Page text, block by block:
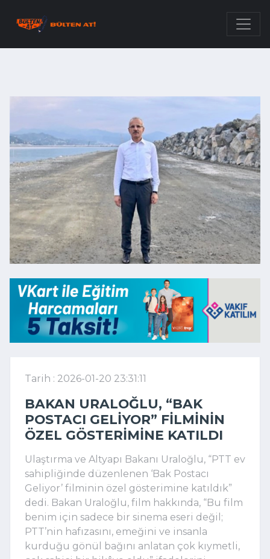
Tarih : 2026-01-20 23:31:11
BAKAN URALOĞLU, “BAK
POSTACI GELIYOR” FILMININ
ÖZEL GÖSTERIMINE KATILDI
Ulaştırma ve Altyapı Bakanı Uraloğlu, “PTT ev
sahipliğinde düzenlenen ‘Bak Postacı
Geliyor’ filminin özel gösterimine katıldık”
dedi. Bakan Uraloğlu, film hakkında, “Bu film
benim için sadece bir sinema eseri değil;
PTT’nin hafızasını, emeğini ve insanla
kurduğu gönül bağını anlatan çok kıymetli,